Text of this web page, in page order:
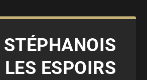
STÉPHANOIS
ESPOIRS